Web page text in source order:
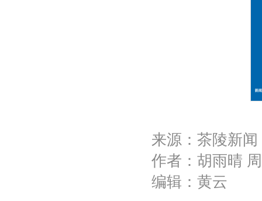
来源：茶陵新闻
作者：胡雨晴
编辑：黄云